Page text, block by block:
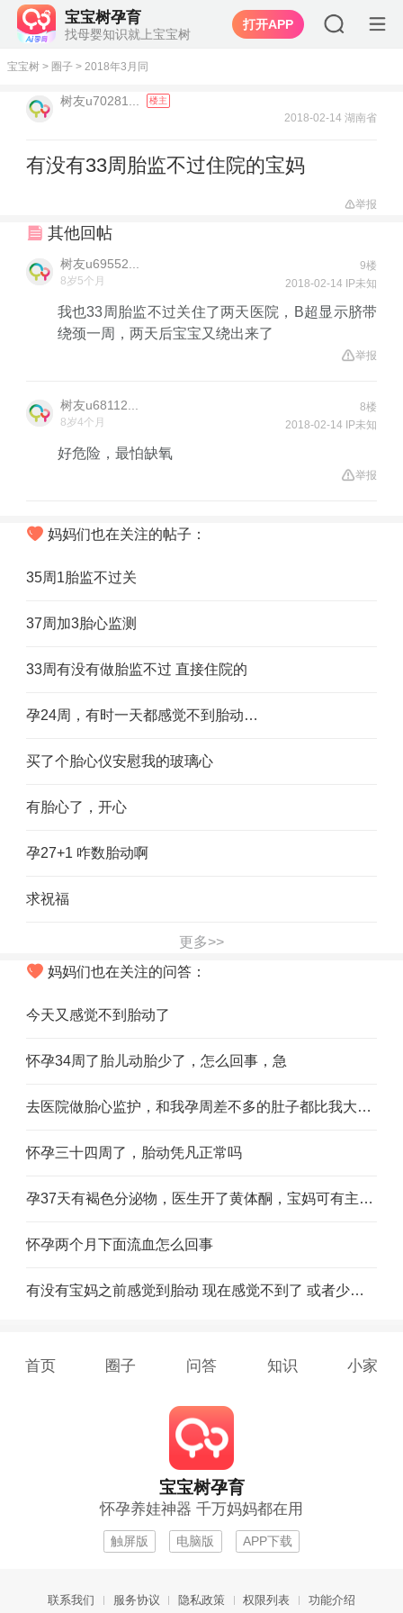
宝宝树孕育
找母婴知识就上宝宝树
打开APP
宝宝树 > 圈子 > 2018年3月同
树友u70281... 楼主
2018-02-14 湖南省
有没有33周胎监不过住院的宝妈
举报
其他回帖
树友u69552...
8岁5个月
9楼
2018-02-14 IP未知
我也33周胎监不过关住了两天医院，B超显示脐带
绕颈一周，两天后宝宝又绕出来了
举报
树友u68112...
8岁4个月
8楼
2018-02-14 IP未知
好危险，最怕缺氧
举报
妈妈们也在关注的帖子：
35周1胎监不过关
37周加3胎心监测
33周有没有做胎监不过 直接住院的
孕24周，有时一天都感觉不到胎动…
买了个胎心仪安慰我的玻璃心
有胎心了，开心
孕27+1 咋数胎动啊
求祝福
更多>>
妈妈们也在关注的问答：
今天又感觉不到胎动了
怀孕34周了胎儿动胎少了，怎么回事，急
去医院做胎心监护，和我孕周差不多的肚子都比我大很多，我这跟人家6个月的差不多，宝宝怎么不长啊
怀孕三十四周了，胎动凭凡正常吗
孕37天有褐色分泌物，医生开了黄体酮，宝妈可有主意的帮帮我
怀孕两个月下面流血怎么回事
有没有宝妈之前感觉到胎动 现在感觉不到了 或者少了的，这说明宝宝在长大还是怎么了
首页 圈子 问答 知识 小家
宝宝树孕育
怀孕养娃神器 千万妈妈都在用
触屏版 电脑版 APP下载
联系我们 服务协议 隐私政策 权限列表 功能介绍